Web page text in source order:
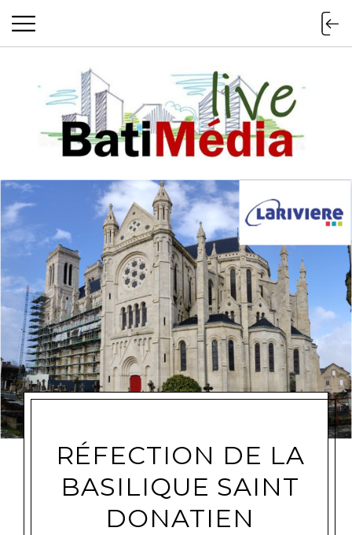
Batimedialive
RÉFECTION DE LA
BASILIQUE SAINT
DONATIEN